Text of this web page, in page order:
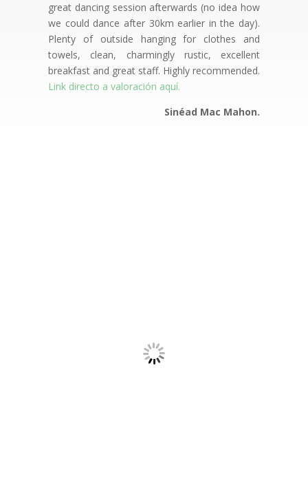
great dancing session afterwards (no idea how
we could dance after 30km earlier in the day).
Plenty of outside hanging for clothes and
towels, clean, charmingly rustic, excellent
breakfast and great staff. Highly recommended.
Link directo a valoración aquí.
Sinéad Mac Mahon.